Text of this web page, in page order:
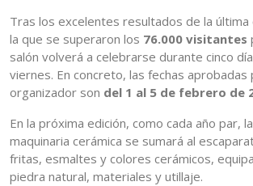
Tras los excelentes resultados de la última
la que se superaron los 76.000 visitantes
salón volverá a celebrarse durante cinco
viernes. En concreto, las fechas aprobadas
organizador son del 1 al 5 de febrero de
En la próxima edición, como cada año par,
maquinaria cerámica se sumará al
fritas, esmaltes y colores cerámicos,
piedra natural, materiales y utillaje.